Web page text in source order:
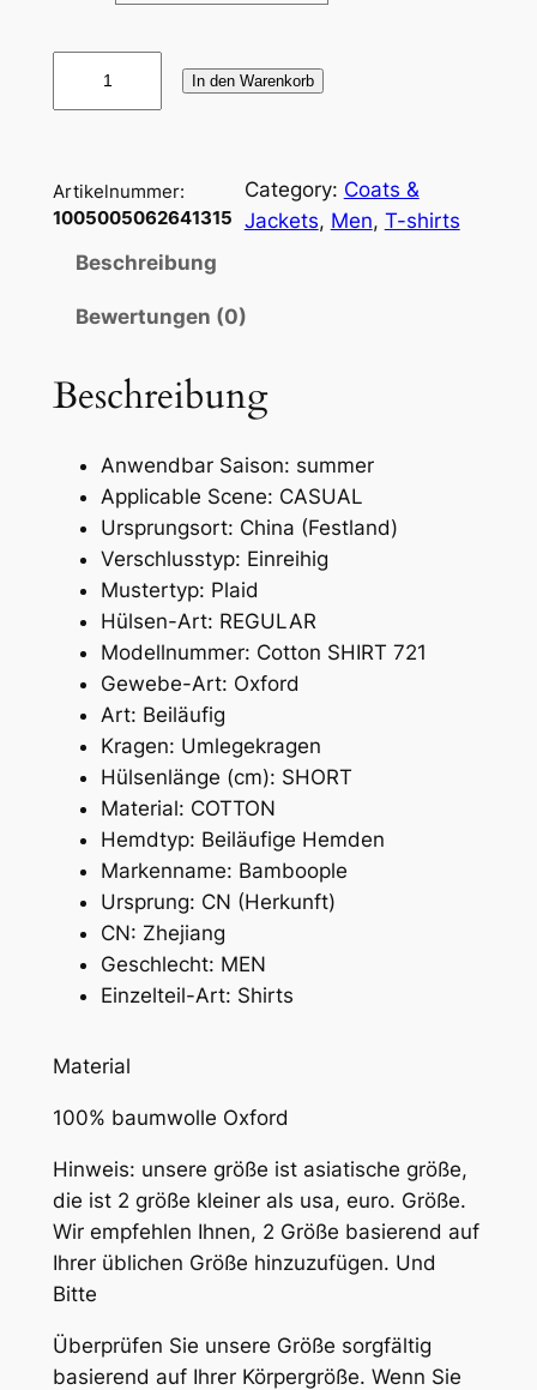
G
r
X
L
n
e
In den Warenkorb
Artikelnummer:
1005005062641315
Category: Coats &
Jackets, Men, T-shirts
Beschreibung
Bewertungen (0)
Beschreibung
Anwendbar Saison: summer
Applicable Scene: CASUAL
Ursprungsort: China (Festland)
Verschlusstyp: Einreihig
Mustertyp: Plaid
Hülsen-Art: REGULAR
Modellnummer: Cotton SHIRT 721
Gewebe-Art: Oxford
Art: Beiläufig
Kragen: Umlegekragen
Hülsenlänge (cm): SHORT
Material: COTTON
Hemdtyp: Beiläufige Hemden
Markenname: Bamboople
Ursprung: CN (Herkunft)
CN: Zhejiang
Geschlecht: MEN
Einzelteil-Art: Shirts
Material
100% baumwolle Oxford
Hinweis: unsere größe ist asiatische größe,
die ist 2 größe kleiner als usa, euro. Größe.
Wir empfehlen Ihnen, 2 Größe basierend auf
Ihrer üblichen Größe hinzuzufügen. Und
Bitte
Überprüfen Sie unsere Größe sorgfältig
basierend auf Ihrer Körpergröße. Wenn Sie